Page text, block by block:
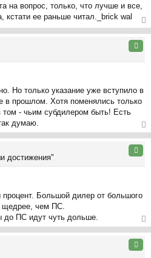
л
у
на вопрос, только, что лучше и все,
кстати ее раньше читал._brick wal
ер
ну
ть
ся
Но только указание уже вступило в
в прошлом. Хотя поменялись только
- чьим субдилером быть! Есть
думаю.
ер
ну
ть
ся
у
достижения"
Большой дилер от большого
щедрее, чем ПС.
до ПС идут чуть дольше.
ер
ну
ть